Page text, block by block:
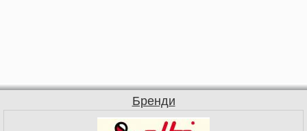
Бренди